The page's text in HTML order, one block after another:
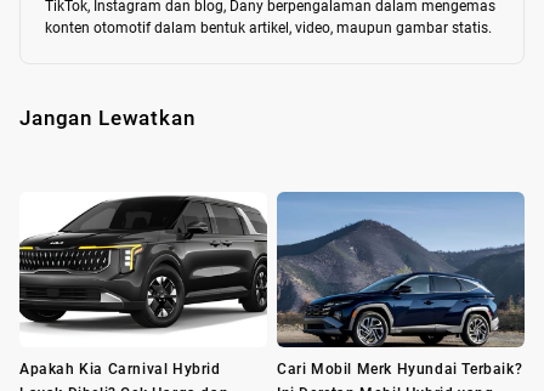
TikTok, Instagram dan blog, Dany berpengalaman dalam mengemas
konten otomotif dalam bentuk artikel, video, maupun gambar statis.
Jangan Lewatkan
Apakah Kia Carnival Hybrid
Cari Mobil Merk Hyundai Terbaik?